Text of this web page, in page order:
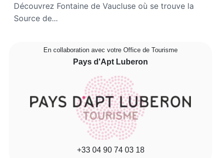
Découvrez Fontaine de Vaucluse où se trouve la
Source de...
En collaboration avec votre Office de Tourisme
Pays d'Apt Luberon
+33 04 90 74 03 18